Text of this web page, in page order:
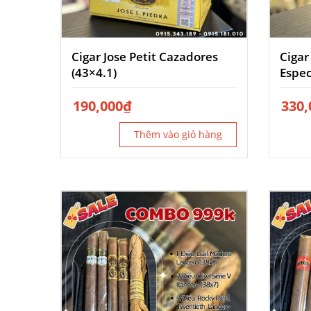
Cigar Jose Petit Cazadores
(43×4.1)
190,000₫
Thêm vào giỏ hàng